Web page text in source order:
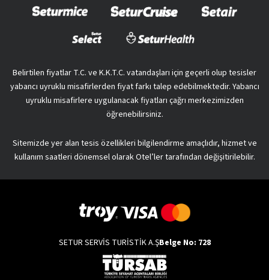
Belirtilen fiyatlar T.C. ve K.K.T.C. vatandaşları için geçerli olup tesisler
yabancı uyruklu misafirlerden fiyat farkı talep edebilmektedir. Yabancı
uyruklu misafirlere uygulanacak fiyatları çağrı merkezimizden
öğrenebilirsiniz.
Sitemizde yer alan tesis özellikleri bilgilendirme amaçlıdır, hizmet ve
kullanım saatleri dönemsel olarak Otel’ler tarafından değişitirilebilir.
SETUR SERVİS TURİSTİK A.ŞBelge No: 728